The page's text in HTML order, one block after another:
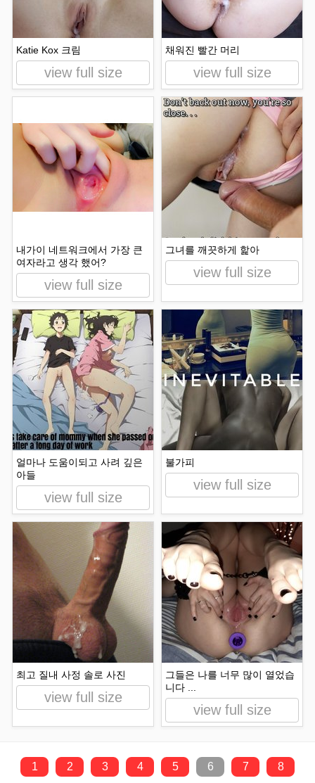
Katie Kox 크림
view full size
채워진 빨간 머리
view full size
내가이 네트워크에서 가장 큰
여자라고 생각 했어?
view full size
그녀를 깨끗하게 핥아
view full size
얼마나 도움이되고 사려 깊은
아들
view full size
불가피
view full size
최고 질내 사정 솔로 사진
view full size
그들은 나를 너무 많이 열었습
니다 ...
view full size
1 2 3 4 5 6 7 8